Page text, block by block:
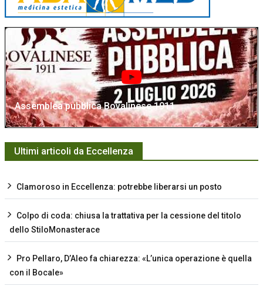
Assemblea pubblica Bovalinese 1911
Ultimi articoli da Eccellenza
Clamoroso in Eccellenza: potrebbe liberarsi un posto
Colpo di coda: chiusa la trattativa per la cessione del titolo
dello StiloMonasterace
Pro Pellaro, D’Aleo fa chiarezza: «L’unica operazione è quella
con il Bocale»